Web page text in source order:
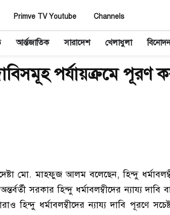
Primve TV Youtube Channels
আর্ন্তজাতিক সারাদেশ খেলাধুলা বিনোদন
পর্যায়ক্রমে পূরণ
মো. মাহফুজ আলম বলেছেন, হিন্দু
সরকার হিন্দু ধর্মাবলম্বীদের ন্যায্য দাবি
হিন্দু ধর্মাবলম্বীদের ন্যায্য দাবি পূরণে